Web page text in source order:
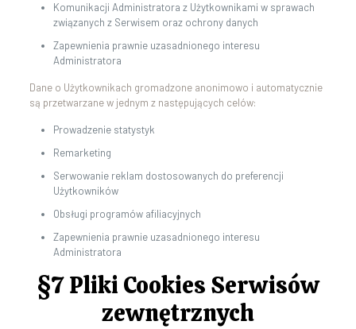
Komunikacji Administratora z Użytkownikami w sprawach
związanych z Serwisem oraz ochrony danych
Zapewnienia prawnie uzasadnionego interesu
Administratora
Dane o Użytkownikach gromadzone anonimowo i automatycznie
są przetwarzane w jednym z następujących celów:
Prowadzenie statystyk
Remarketing
Serwowanie reklam dostosowanych do preferencji
Użytkowników
Obsługi programów afiliacyjnych
Zapewnienia prawnie uzasadnionego interesu
Administratora
§7 Pliki Cookies Serwisów
zewnętrznych